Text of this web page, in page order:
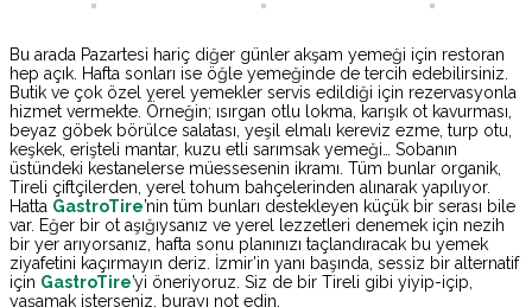
Bu arada Pazartesi hariç diğer günler akşam yemeği için restoran
hep açık. Hafta sonları ise öğle yemeğinde de tercih edebilirsiniz.
Butik ve çok özel yerel yemekler servis edildiği için rezervasyonla
hizmet vermekte. Örneğin; ısırgan otlu lokma, karışık ot kavurması,
beyaz göbek börülce salatası, yeşil elmalı kereviz ezme, turp otu,
keşkek, erişteli mantar, kuzu etli sarımsak yemeği… Sobanın
üstündeki kestanelerse müessesenin ikramı. Tüm bunlar organik,
Tireli çiftçilerden, yerel tohum bahçelerinden alınarak yapılıyor.
Hatta GastroTire’nin tüm bunları destekleyen küçük bir serası bile
var. Eğer bir ot aşığıysanız ve yerel lezzetleri denemek için nezih
bir yer arıyorsanız, hafta sonu planınızı taçlandıracak bu yemek
ziyafetini kaçırmayın deriz. İzmir’in yanı başında, sessiz bir alternatif
için GastroTire’yi öneriyoruz. Siz de bir Tireli gibi yiyip-içip,
yaşamak isterseniz, burayı not edin.